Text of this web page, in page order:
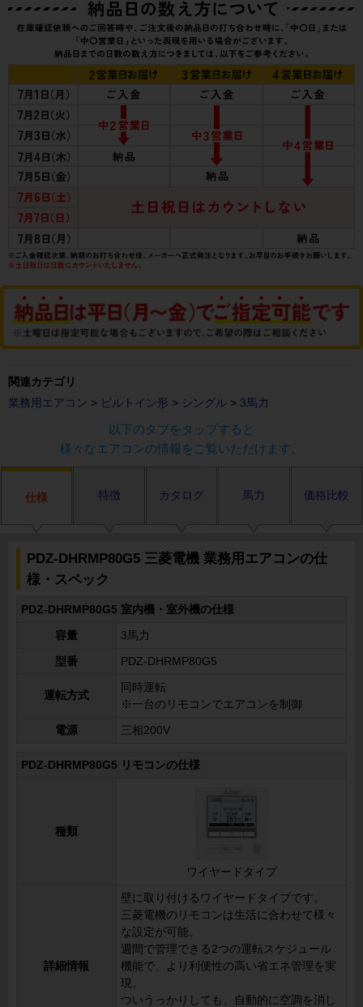
関連カテゴリ
業務用エアコン > ビルトイン形 > シングル > 3馬力
以下のタブをタップすると
様々なエアコンの情報をご覧いただけます。
仕様 特徴 カタログ 馬力 価格比較
PDZ-DHRMP80G5 三菱電機 業務用エアコンの仕
様・スペック
PDZ-DHRMP80G5 室内機・室外機の仕様
容量 3馬力
型番 PDZ-DHRMP80G5
運転方式
同時運転
※一台のリモコンでエアコンを制御
電源 三相200V
PDZ-DHRMP80G5 リモコンの仕様
種類
ワイヤードタイプ
詳細情報
壁に取り付けるワイヤードタイプです。
三菱電機のリモコンは生活に合わせて様々
な設定が可能。
週間で管理できる2つの運転スケジュール
機能で、より利便性の高い省エネ管理を実
現。
ついうっかりしても、自動的に空調を消し